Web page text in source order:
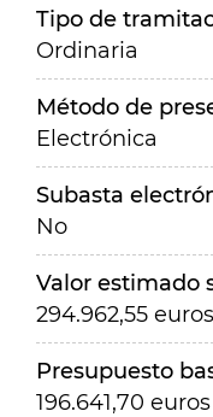
Tipo de
Ordinaria
Método de
Electrónica
Subasta
No
Valor estimado
294.962,55 euros
Presupuesto
196.641,70 euros